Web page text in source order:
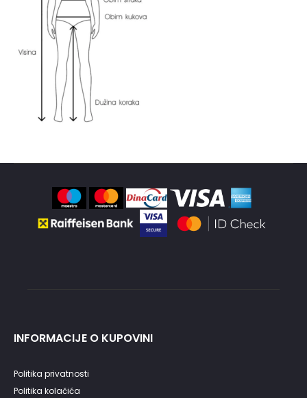
INFORMACIJE O KUPOVINI
Politika privatnosti
Politika kolačića